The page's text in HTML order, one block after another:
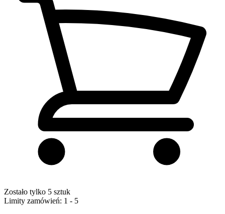
Zostało tylko 5 sztuk
Limity zamówień: 1 - 5